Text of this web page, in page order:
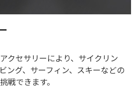
クセサリーにより、サイクリン
ング、サーフィン、スキーなどの
戦できます。